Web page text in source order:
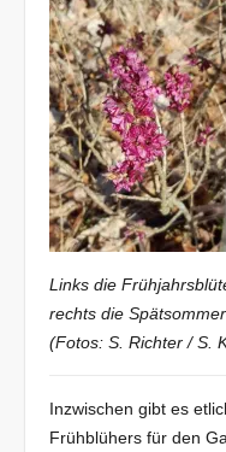
Links die
rechts die
(Fotos: S. Richter / S.
Inzwischen gibt es
Frühblühers für den